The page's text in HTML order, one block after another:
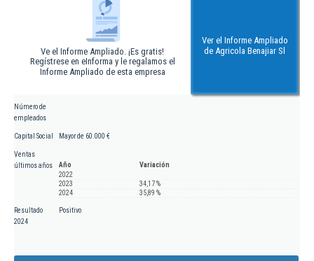
Ve el Informe Ampliado. ¡Es gratis!
Regístrese en eInforma y le regalamos el
Informe Ampliado de esta empresa
Ver el Informe Ampliado
de Agricola Benajiar Sl
Número de
empleados
Capital Social Mayor de 60.000 €
Ventas
últimos años
Año
Variación
2022
2023
34,17 %
2024
35,89 %
Resultado
2024
Positivo